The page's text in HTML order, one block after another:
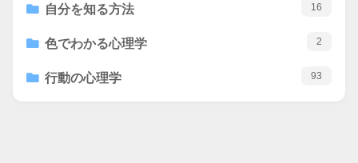
自分を知る方法 16
色でわかる心理学 2
行動の心理学 93